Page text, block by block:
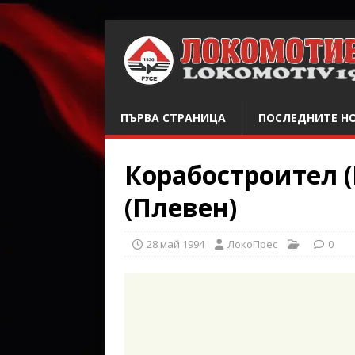
ПЪРВА СТРАНИЦА ПОСЛЕДНИТЕ
Корабостроител
(Плевен)
28 май 1994 ЛокоПрес 0